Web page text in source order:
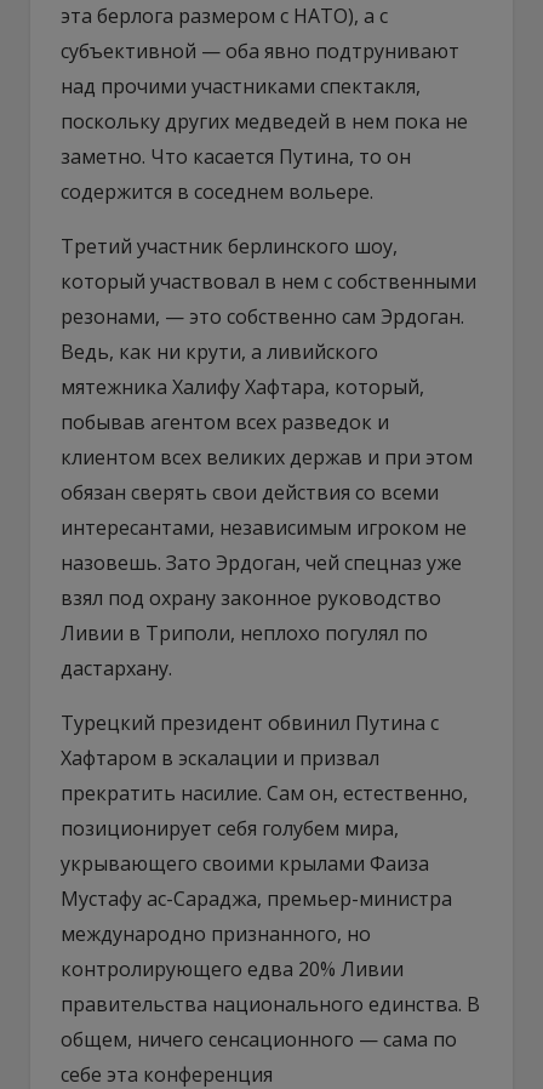
эта берлога размером с НАТО), а с
субъективной — оба явно подтрунивают
над прочими участниками спектакля,
поскольку других медведей в нем пока не
заметно. Что касается Путина, то он
содержится в соседнем вольере.
Третий участник берлинского шоу,
который участвовал в нем с собственными
резонами, — это собственно сам Эрдоган.
Ведь, как ни крути, а ливийского
мятежника Халифу Хафтара, который,
побывав агентом всех разведок и
клиентом всех великих держав и при этом
обязан сверять свои действия со всеми
интересантами, независимым игроком не
назовешь. Зато Эрдоган, чей спецназ уже
взял под охрану законное руководство
Ливии в Триполи, неплохо погулял по
дастархану.
Турецкий президент обвинил Путина с
Хафтаром в эскалации и призвал
прекратить насилие. Сам он, естественно,
позиционирует себя голубем мира,
укрывающего своими крылами Фаиза
Мустафу ас-Сараджа, премьер-министра
международно признанного, но
контролирующего едва 20% Ливии
правительства национального единства. В
общем, ничего сенсационного — сама по
себе эта конференция